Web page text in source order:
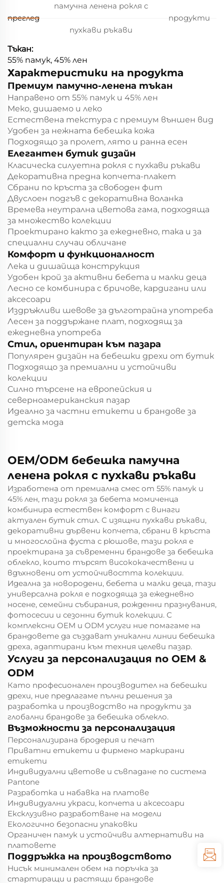
преглед
памучна ленена рокля с
пухкави ръкави
продукти
Тъкан:
55% памук, 45% лен
Характеристики на продукта
Премиум памучно-ленена тъкан
Направено от 55% памук и 45% лен
Меко, дишаемо и леко
Естествена текстура с премиум външен вид
Удобен за нежната бебешка кожа
Подходящо за пролет, лято и ранна есен
Елегантен бутик дизайн
Класическа силуетна рокля с пухкави ръкави
Декоративна предна копчета-плакет
Сбрани по кръста за свободен фит
Двуслоен подгъв с декоративна воланка
Времева неутрална цветова гама, подходяща
за множество колекции
Проектирано както за ежедневно, така и за
специални случаи обличане
Комфорт и функционалност
Лека и дишайща конструкция
Удобен крой за активни бебета и малки деца
Лесно се комбинира с бричове, кардигани или
аксесоари
Издръжливи шевове за дълготрайна употреба
Лесен за поддържане плат, подходящ за
ежедневна употреба
Стил, ориентиран към пазара
Популярен дизайн на бебешки дрехи от бутик
Подходящо за премиални и устойчиви
колекции
Силно търсене на европейския и
северноамериканския пазар
Идеално за частни етикети и брандове за
детска мода
OEM/ODM бебешка памучна
ленена рокля с пухкави ръкави
Изработена от премиална смес от 55% памук и
45% лен, тази рокля за бебета момиченца
комбинира естествен комфорт с винаги
актуален бутик стил. С изящни пухкави ръкави,
декоративни дървени копчета, сбрани в кръста
и многослойна фуста с рюшове, тази рокля е
проектирана за съвременни брандове за бебешка
облекло, които търсят висококачествени и
вдъхновени от устойчивостта колекции.
Идеална за новородени, бебета и малки деца, тази
универсална рокля е подходяща за ежедневно
носене, семейни събирания, рожденни празнувания,
фотосесии и сезонни бутик колекции. С
комплексни OEM и ODM услуги ние помагаме на
брандовете да създават уникални линии бебешка
дреха, адаптирани към техния целеви пазар.
Услуги за персонализация по OEM &
ODM
Като професионален производител на бебешки
дрехи, ние предлагаме пълни решения за
разработка и производство на продукти за
глобални брандове за бебешка облекло.
Възможности за персонализация
Персонализирана бродерия и печат
Приватни етикети и фирмено маркирани
етикети
Индивидуални цветове и съвпадане по система
Pantone
Разработка и набавка на платове
Индивидуални украси, копчета и аксесоари
Ексклузивно разработване на модели
Екологично безопасни упаковки
Органичен памук и устойчиви алтернативи на
платовете
Поддръжка на производството
Нисък минимален обем на поръчка за
стартиращи и растящи брандове